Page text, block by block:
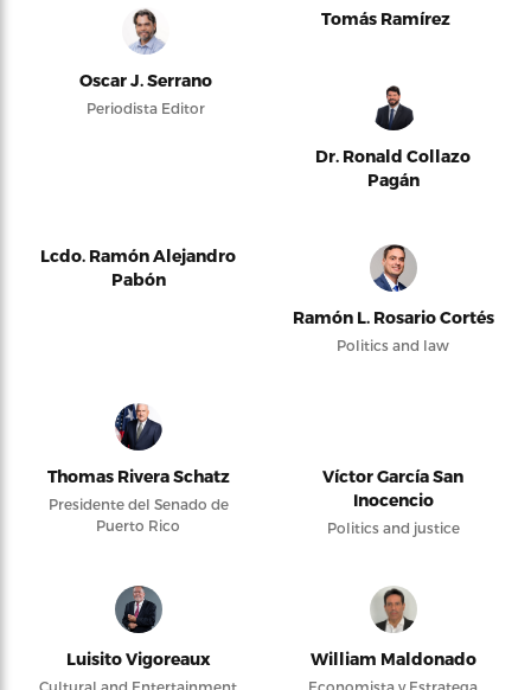
Oscar J. Serrano
Periodista Editor
Tomás Ramírez
Dr. Ronald Collazo
Pagán
Lcdo. Ramón Alejandro
Pabón
Ramón L. Rosario Cortés
Politics and law
Thomas Rivera Schatz
Presidente del Senado de
Puerto Rico
Víctor García San
Inocencio
Politics and justice
Luisito Vigoreaux
Cultural and Entertainment
William Maldonado
Economista y Estratega